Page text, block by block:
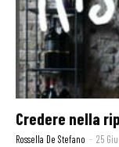
Credere nella
Rossella De Stefano - 25